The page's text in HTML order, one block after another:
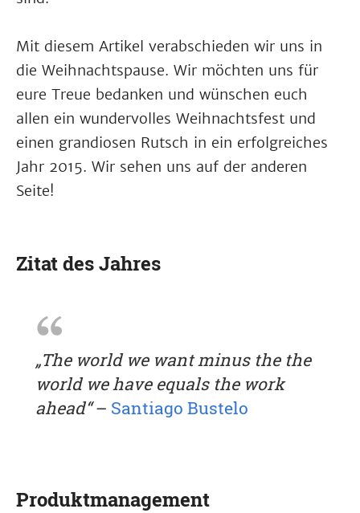
Mit diesem Artikel verabschieden wir uns in
die Weihnachtspause. Wir möchten uns für
eure Treue bedanken und wünschen euch
allen ein wundervolles Weihnachtsfest und
einen grandiosen Rutsch in ein erfolgreiches
Jahr 2015. Wir sehen uns auf der anderen
Seite!
Zitat des Jahres
„The world we want minus the the
world we have equals the work
ahead“– Santiago Bustelo
Produktmanagement